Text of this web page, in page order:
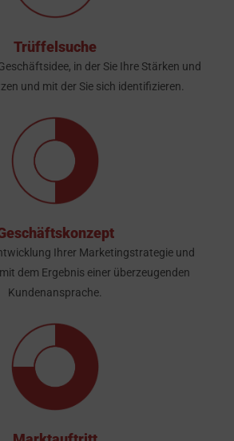
Trüffelsuche
in der Sie Ihre Stärken und
und mit der Sie sich identifizieren.
Ihrer Marketingstrategie und
dem Ergebnis einer überzeugenden
Kundenansprache.